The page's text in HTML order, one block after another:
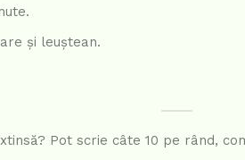
și leuștean.
Pot scrie câte 10 pe rând,